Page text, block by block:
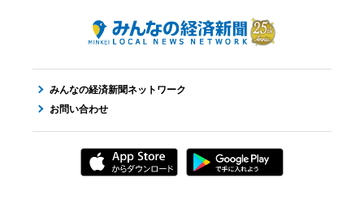
みんなの経済新聞ネットワーク
お問い合わせ